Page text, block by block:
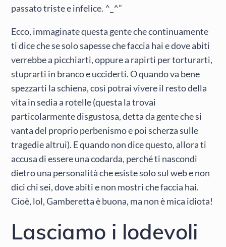
passato triste e infelice. ^_^”
Ecco, immaginate questa gente che continuamente
ti dice che se solo sapesse che faccia hai e dove abiti
verrebbe a picchiarti, oppure a rapirti per torturarti,
stuprarti in branco e ucciderti. O quando va bene
spezzarti la schiena, così potrai vivere il resto della
vita in sedia a rotelle (questa la trovai
particolarmente disgustosa, detta da gente che si
vanta del proprio perbenismo e poi scherza sulle
tragedie altrui). E quando non dice questo, allora ti
accusa di essere una codarda, perché ti nascondi
dietro una personalità che esiste solo sul web e non
dici chi sei, dove abiti e non mostri che faccia hai.
Cioè, lol, Gamberetta è buona, ma non è mica idiota!
Lasciamo i lodevoli